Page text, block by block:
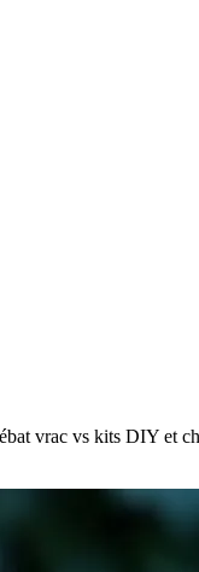
vrac vs kits DIY et